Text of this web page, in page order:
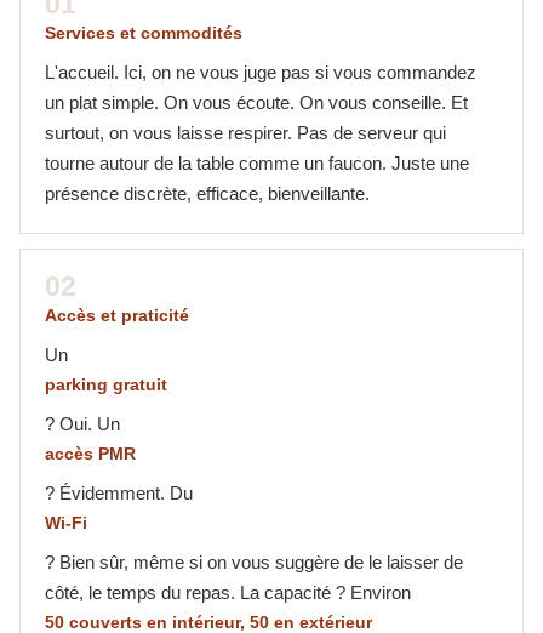
Services et commodités
L'accueil. Ici, on ne vous juge pas si vous commandez
un plat simple. On vous écoute. On vous conseille. Et
surtout, on vous laisse respirer. Pas de serveur qui
tourne autour de la table comme un faucon. Juste une
présence discrète, efficace, bienveillante.
02
Accès et praticité
Un
parking gratuit
? Oui. Un
accès PMR
? Évidemment. Du
Wi-Fi
? Bien sûr, même si on vous suggère de le laisser de
côté, le temps du repas. La capacité ? Environ
50 couverts en intérieur, 50 en extérieur